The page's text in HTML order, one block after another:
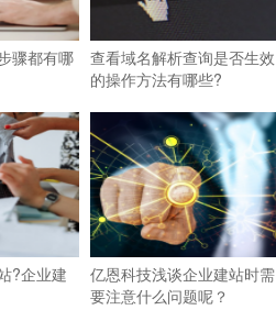
骤都有哪
查看域名解析查询是否生效
的操作方法有哪些?
?企业建
亿恩科技浅谈企业建站时需
要注意什么问题呢？